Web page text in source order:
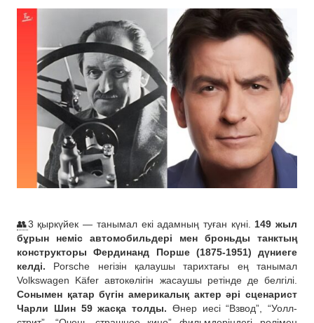
👥3 қыркүйек — танымал екі адамның туған күні. 149 жыл
бұрын неміс автомобильдері мен броньды танктың
конструкторы Фердинанд Порше (1875-1951) дүниеге
келді. Porsche негізін қалаушы тарихтағы ең танымал
Volkswagen Käfer автокөлігін жасаушы ретінде де белгілі.
Сонымен қатар бүгін америкалық актер әрі сценарист
Чарли Шин 59 жасқа толды. Өнер иесі “Взвод”, “Уолл-